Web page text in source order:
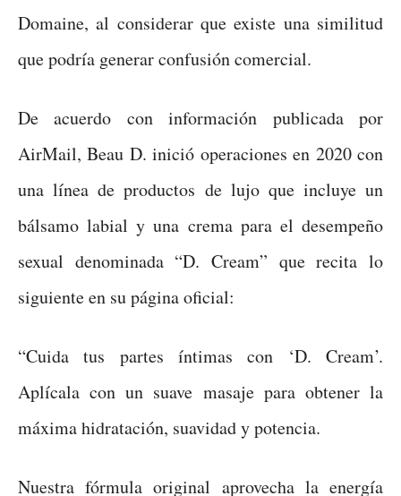
Domaine, al considerar que existe una similitud
que podría generar confusión comercial.
De acuerdo con información publicada por
AirMail, Beau D. inició operaciones en 2020 con
una línea de productos de lujo que incluye un
bálsamo labial y una crema para el desempeño
sexual denominada “D. Cream” que recita lo
siguiente en su página oficial:
“Cuida tus partes íntimas con ‘D. Cream’.
Aplícala con un suave masaje para obtener la
máxima hidratación, suavidad y potencia.
Nuestra fórmula original aprovecha la energía